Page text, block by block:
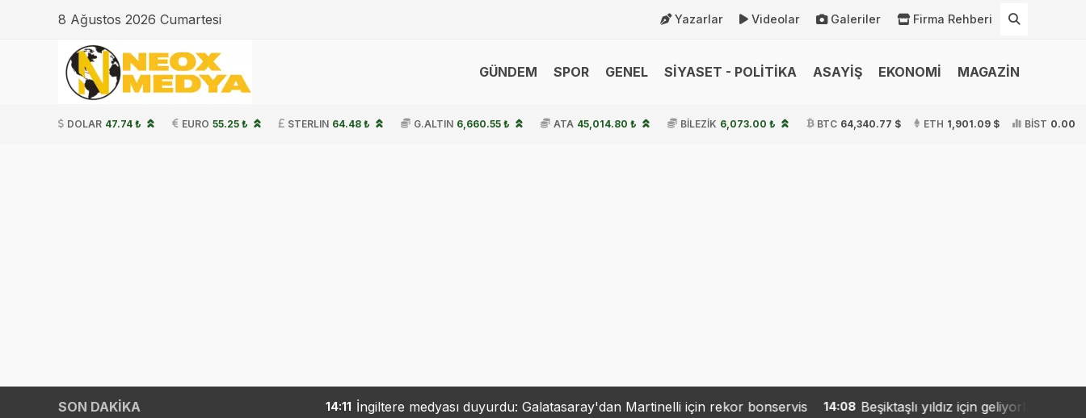
8 Ağustos 2026 Cumartesi Yazarlar Videolar Galeriler Firma Rehberi
GÜNDEM SPOR GENEL SİYASET - POLİTİKA ASAYİŞ EKONOMİ MAGAZİN
DOLAR 47.74 ₺ EURO 55.25 ₺ STERLIN 64.48 ₺ G.ALTIN 6,660.55 ₺ ATA 45,014.80 ₺ BİLEZİK 6,073.00 ₺ BTC 64,340.77 $ ETH 1,901.09 $ BİST 0.00
SON DAKİKA İngiltere medyası duyurdu: Galatasaray'dan Martinelli için rekor bonservis 14:08 Beşiktaşlı yıldız için geliyorlar: La Liga ekibi talip oldu